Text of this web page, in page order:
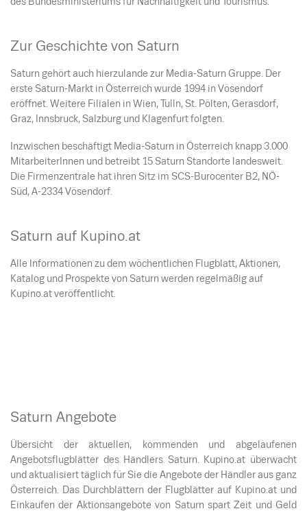
Zur Geschichte von Saturn
Saturn gehört auch hierzulande zur Media-Saturn Gruppe. Der
erste Saturn-Markt in Österreich wurde 1994 in Vösendorf
eröffnet. Weitere Filialen in Wien, Tulln, St. Pölten, Gerasdorf,
Graz, Innsbruck, Salzburg und Klagenfurt folgten.
Inzwischen beschäftigt Media-Saturn in Österreich knapp 3.000
MitarbeiterInnen und betreibt 15 Saturn Standorte landesweit.
Die Firmenzentrale hat ihren Sitz im SCS-Burocenter B2, NÖ-
Süd, A-2334 Vösendorf.
Saturn auf Kupino.at
Alle Informationen zu dem wöchentlichen Flugblatt, Aktionen,
Katalog und Prospekte von Saturn werden regelmäßig auf
Kupino.at veröffentlicht.
Saturn Angebote
Übersicht der aktuellen, kommenden und abgelaufenen
Angebotsflugblätter des Händlers Saturn. Kupino.at überwacht
und aktualisiert täglich für Sie die Angebote der Händler aus ganz
Österreich. Das Durchblättern der Flugblätter auf Kupino.at und
Einkaufen der Aktionsangebote von Saturn spart Zeit und Geld